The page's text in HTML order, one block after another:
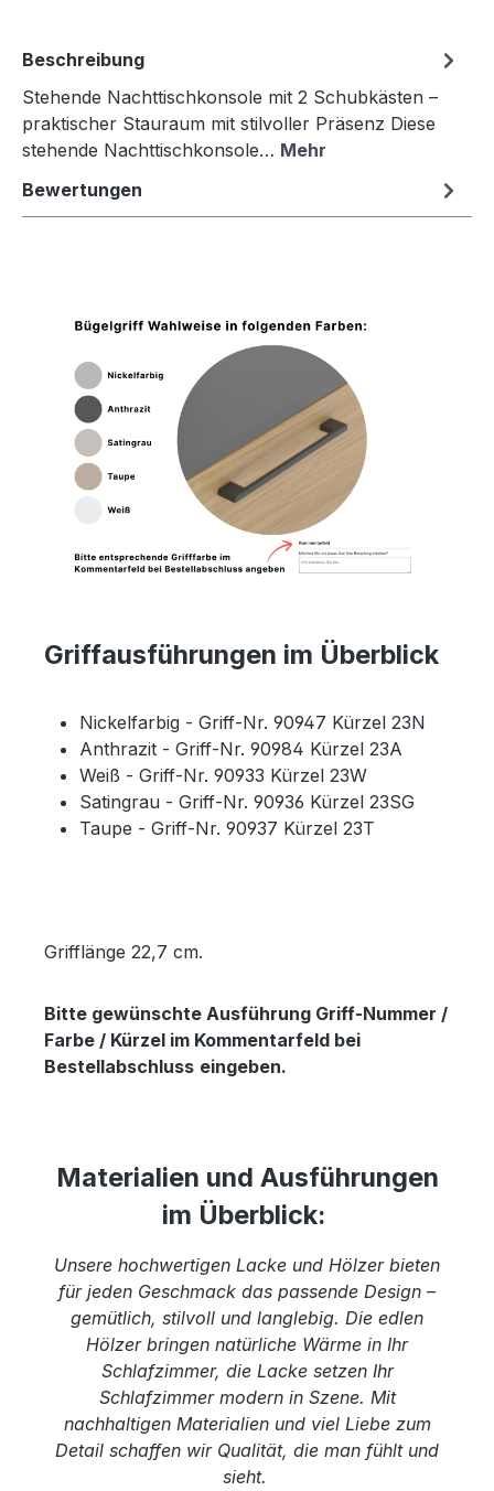
Beschreibung
Stehende Nachttischkonsole mit 2 Schubkästen –
praktischer Stauraum mit stilvoller Präsenz Diese
stehende Nachttischkonsole… Mehr
Bewertungen
Griffausführungen im Überblick
Nickelfarbig - Griff-Nr. 90947 Kürzel 23N
Anthrazit - Griff-Nr. 90984 Kürzel 23A
Weiß - Griff-Nr. 90933 Kürzel 23W
Satingrau - Griff-Nr. 90936 Kürzel 23SG
Taupe - Griff-Nr. 90937 Kürzel 23T
Grifflänge 22,7 cm.
Bitte gewünschte Ausführung Griff-Nummer /
Farbe / Kürzel im Kommentarfeld bei
Bestellabschluss eingeben.
Materialien und Ausführungen
im Überblick:
Unsere hochwertigen Lacke und Hölzer bieten
für jeden Geschmack das passende Design –
gemütlich, stilvoll und langlebig. Die edlen
Hölzer bringen natürliche Wärme in Ihr
Schlafzimmer, die Lacke setzen Ihr
Schlafzimmer modern in Szene. Mit
nachhaltigen Materialien und viel Liebe zum
Detail schaffen wir Qualität, die man fühlt und
sieht.